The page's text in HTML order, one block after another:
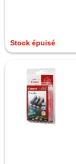
Stock épuisé